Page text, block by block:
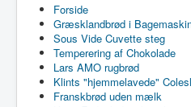
Forside
Græsklandbrød i
Sous Vide Cuvette steg
Temperering af Chokolade
Lars AMO rugbrød
Klints "hjemmelavede"
Franskbrød uden mælk